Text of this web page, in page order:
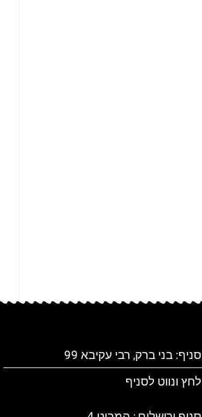
סניף: בני ברק, רבי עקיבא 99
לחץ ונווט לסניף